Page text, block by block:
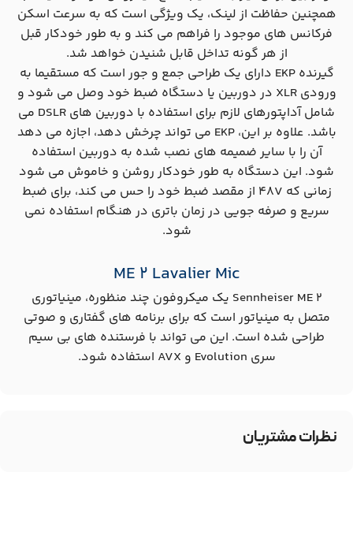
همچنین حفاظت از لینک، یک ویژگی است که به سرعت اسکن
فرکانس های موجود را فراهم می کند و به طور خودکار قبل
از هر گونه تداخل قابل شنیدن خواهد شد.
گیرنده EKP دارای یک طراحی جمع و جور است که مستقیما به
ورودی XLR در دوربین یا دستگاه ضبط خود وصل می شود و
شامل آداپتورهای لازم برای استفاده با دوربین های DSLR می
باشد. علاوه بر این، EKP می تواند چرخش دهد، اجازه می دهد
آن را با سایر ضمیمه های نصب شده به دوربین استفاده
شود. این دستگاه به طور خودکار روشن و خاموش می شود
زمانی که 48V از مقصد ضبط خود را حس می کند، برای ضبط
سریع و صرفه جویی در زمان باتری در هنگام استفاده نمی
شود.
ME 2 Lavalier Mic
Sennheiser ME 2 یک میکروفون چند منظوره، مینیاتوری
متصل به مینیاتور است که برای برنامه های گفتاری و صوتی
طراحی شده است. این می تواند با فرستنده های بی سیم
سری Evolution و AVX استفاده شود.
نظرات مشتریان